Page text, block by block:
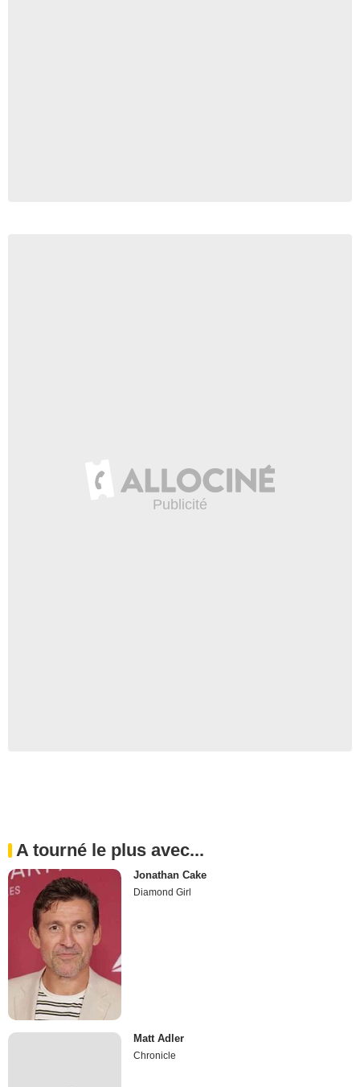
A tourné le plus avec...
Jonathan Cake
Diamond Girl
Matt Adler
Chronicle